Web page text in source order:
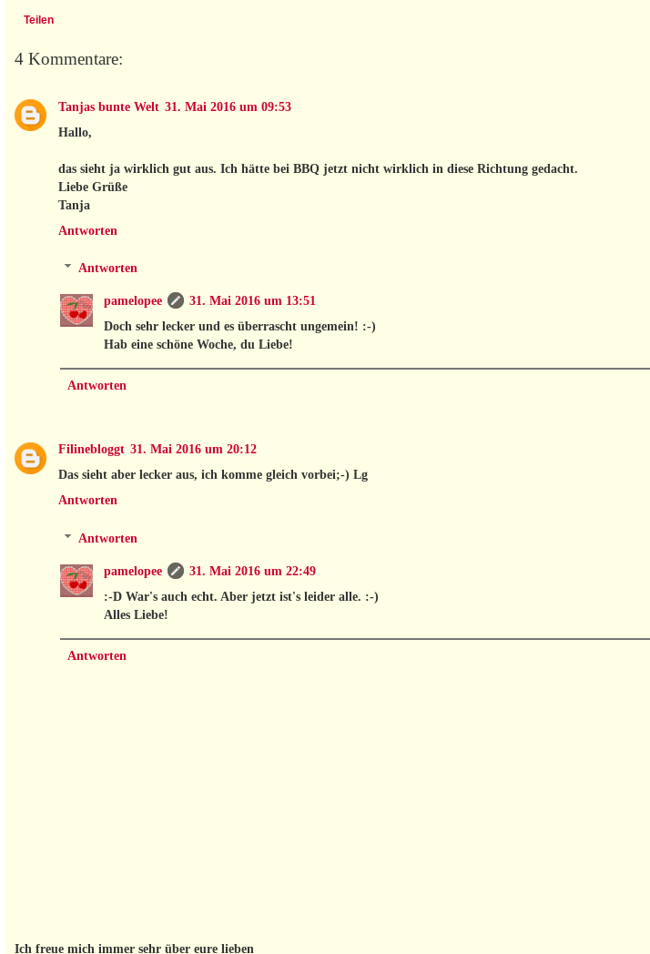
Teilen
4 Kommentare:
Tanjas bunte Welt 31. Mai 2016 um 09:53
Hallo,
das sieht ja wirklich gut aus. Ich hätte bei BBQ jetzt nicht wirklich in diese Richtung gedacht.
Liebe Grüße
Tanja
Antworten
Antworten
pamelopee
31. Mai 2016 um 13:51
Doch sehr lecker und es überrascht ungemein! :-)
Hab eine schöne Woche, du Liebe!
Antworten
Filinebloggt 31. Mai 2016 um 20:12
Das sieht aber lecker aus, ich komme gleich vorbei;-) Lg
Antworten
Antworten
pamelopee
31. Mai 2016 um 22:49
:-D War's auch echt. Aber jetzt ist's leider alle. :-)
Alles Liebe!
Antworten
Ich freue mich immer sehr über eure lieben